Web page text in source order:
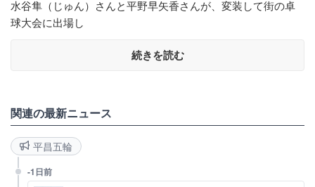
水谷隼（じゅん）さんと平野早矢香さんが、変装して街の卓
球大会に出場し
続きを読む
関連の最新ニュース
平昌五輪
-1日前